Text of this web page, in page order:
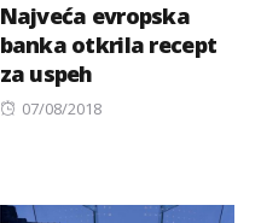
Najveća evropska
banka otkrila recept
za uspeh
Posted
07/08/2018